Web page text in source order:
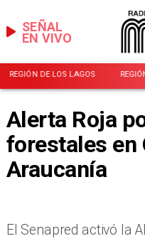
EN VIVO
SEÑAL
REGIÓN DE LOS LAGOS
Alerta Roja
forestales en
Araucanía
El Senapred activó la